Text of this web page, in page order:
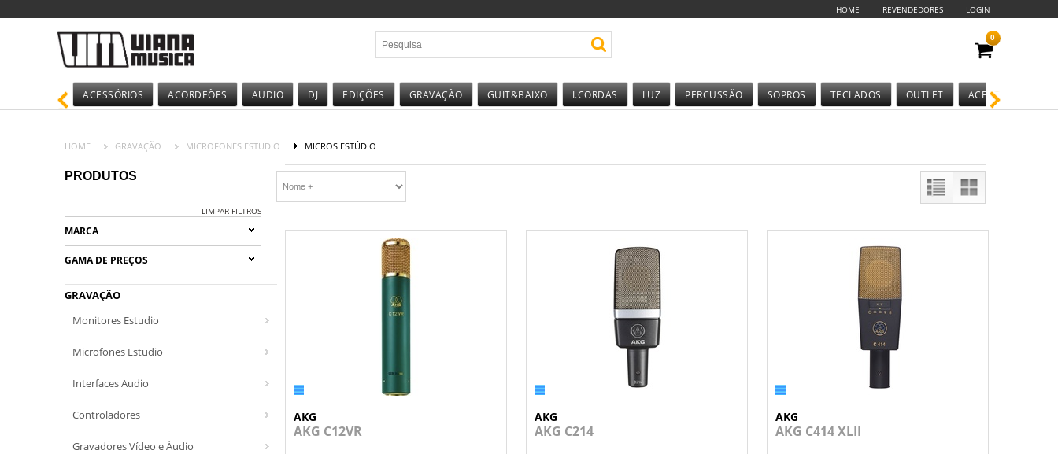
HOME REVENDEDORES LOGIN
0
ACESSÓRIOS ACORDEÕES AUDIO DJ EDIÇÕES GRAVAÇÃO GUIT&BAIXO I.CORDAS LUZ PERCUSSÃO SOPROS TECLADOS OUTLET ACESSÓRIOS
HOME GRAVAÇÃO MICROFONES ESTUDIO MICROS ESTÚDIO
PRODUTOS
LIMPAR FILTROS
MARCA
GAMA DE PREÇOS
GRAVAÇÃO
Monitores Estudio
Microfones Estudio
Interfaces Audio
Controladores
Gravadores Vídeo e Áudio
AKG
AKG C12VR
AKG
AKG C214
AKG
AKG C414 XLII